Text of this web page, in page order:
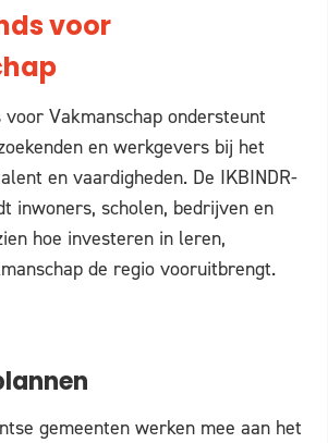
voor
voor Vakmanschap ondersteunt
en werkgevers bij het
en vaardigheden. De IKBINDR-
inwoners, scholen, bedrijven en
hoe investeren in leren,
de regio vooruitbrengt.
gemeenten werken mee aan het